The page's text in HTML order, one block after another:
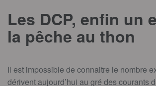
Les DCP, enfin un
la pêche au thon
Il est impossible de connaitre le nombre
dérivent aujourd’hui au gré des courants